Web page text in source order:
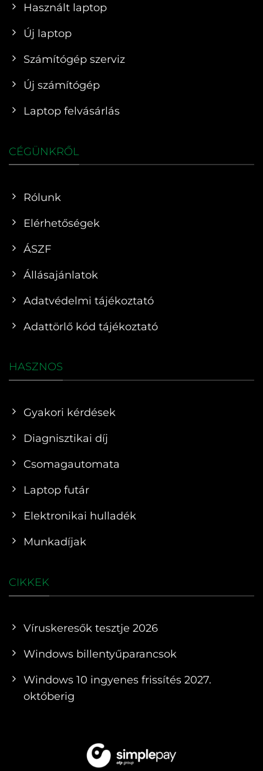
Használt laptop
Új laptop
Számítógép szerviz
Új számítógép
Laptop felvásárlás
CÉGÜNKRŐL
Rólunk
Elérhetőségek
ÁSZF
Állásajánlatok
Adatvédelmi tájékoztató
Adattörlő kód tájékoztató
HASZNOS
Gyakori kérdések
Diagnisztikai díj
Csomagautomata
Laptop futár
Elektronikai hulladék
Munkadíjak
CIKKEK
Víruskeresők tesztje 2026
Windows billentyűparancsok
Windows 10 ingyenes frissítés 2027.
októberig